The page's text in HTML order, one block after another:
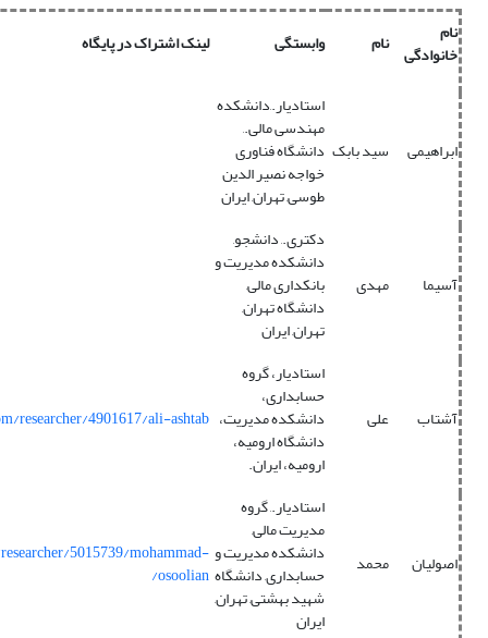
نام
خانوادگی نام وابستگی لینک اشتراک در پایگاه
ابراهیمی سید بابک
استادیار.,دانشکده
مهندسی مالی.,
دانشگاه فناوری
خواجه نصیر الدین
طوسی, تهران, ایران
آسیما مهدی
دکتری., دانشجو,
دانشکده مدیریت و
بانکداری مالی,
دانشگاه تهران,
تهران, ایران
آشتاب علی
استادیار، گروه
حسابداری،
دانشکده مدیریت،
دانشگاه ارومیه،
ارومیه، ایران.
researcher/4901617/ali-ashtab/
اصولیان محمد
استادیار., گروه
مدیریت مالی,
دانشکده مدیریت و
حسابداری, دانشگاه
شهید بهشتی, تهران,
ایران
5015739/mohammad-
osoolian/